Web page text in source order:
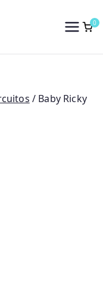
Baby
0
/ Baby Ricky